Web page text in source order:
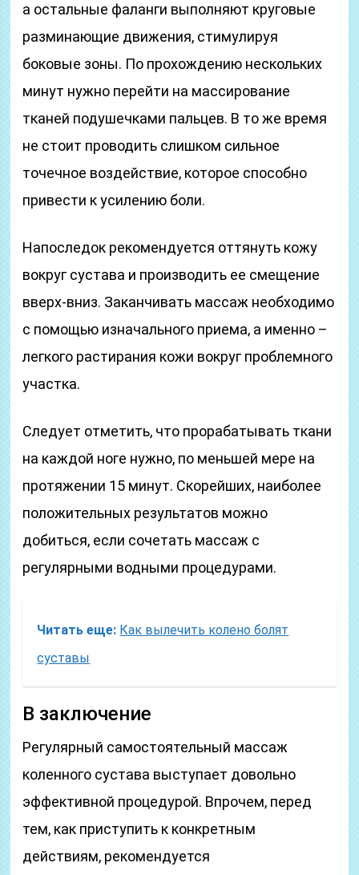
а остальные фаланги выполняют круговые
разминающие движения, стимулируя
боковые зоны. По прохождению нескольких
минут нужно перейти на массирование
тканей подушечками пальцев. В то же время
не стоит проводить слишком сильное
точечное воздействие, которое способно
привести к усилению боли.
Напоследок рекомендуется оттянуть кожу
вокруг сустава и производить ее смещение
вверх-вниз. Заканчивать массаж необходимо
с помощью изначального приема, а именно –
легкого растирания кожи вокруг проблемного
участка.
Следует отметить, что прорабатывать ткани
на каждой ноге нужно, по меньшей мере на
протяжении 15 минут. Скорейших, наиболее
положительных результатов можно
добиться, если сочетать массаж с
регулярными водными процедурами.
Читать еще: Как вылечить колено болят
суставы
В заключение
Регулярный самостоятельный массаж
коленного сустава выступает довольно
эффективной процедурой. Впрочем, перед
тем, как приступить к конкретным
действиям, рекомендуется